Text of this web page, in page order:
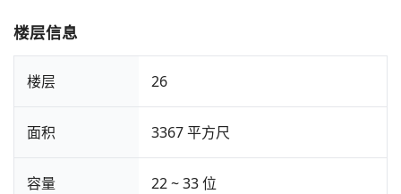
楼层信息
楼层 26
面积 3367 平方尺
容量 22 ~ 33 位